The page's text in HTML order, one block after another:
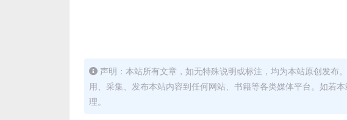
声明：本站所有文章，如无特殊说明或标注，均为本站原创发布
用、采集、发布本站内容到任何网站、书籍等各类媒体平台。如若
理。